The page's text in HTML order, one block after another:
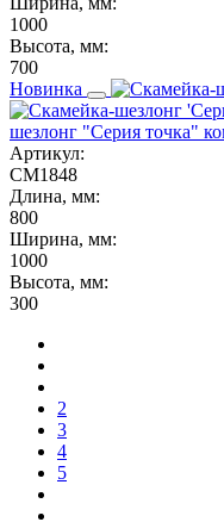
1000
Высота, мм:
700
Новинка
шезлонг "Серия точка"
Артикул:
СМ1848
Длина, мм:
800
Ширина, мм:
1000
Высота, мм:
300
2
3
4
5